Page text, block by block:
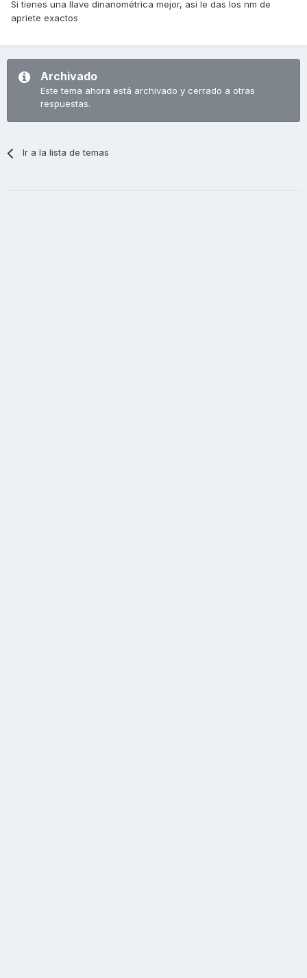
Si tienes una llave dinanométrica mejor, asi le das los nm de
apriete exactos
Archivado
Este tema ahora está archivado y cerrado a otras
respuestas.
Ir a la lista de temas